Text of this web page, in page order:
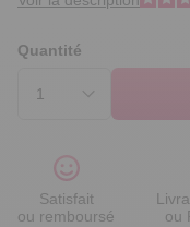
Quantité
Satisfait
ou remboursé
ou